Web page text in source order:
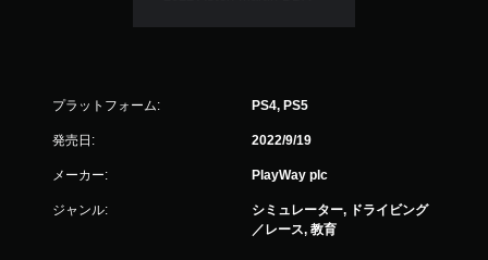
プラットフォーム: PS4, PS5
発売日: 2022/9/19
メーカー: PlayWay plc
ジャンル:
シミュレーター, ドライビング
／レース, 教育